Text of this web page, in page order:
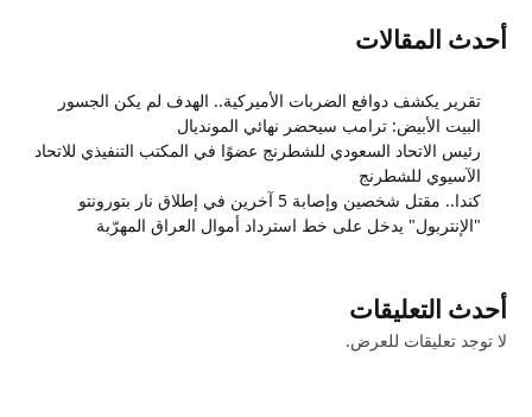
أحدث المقالات
تقرير يكشف دوافع الضربات الأميركية.. الهدف لم يكن الجسور
البيت الأبيض: ترامب سيحضر نهائي المونديال
رئيس الاتحاد السعودي للشطرنج عضوًا في المكتب التنفيذي للاتحاد
الآسيوي للشطرنج
كندا.. مقتل شخصين وإصابة 5 آخرين في إطلاق نار بتورونتو
"الإنتربول" يدخل على خط استرداد أموال العراق المهرّبة
أحدث التعليقات
لا توجد تعليقات للعرض.